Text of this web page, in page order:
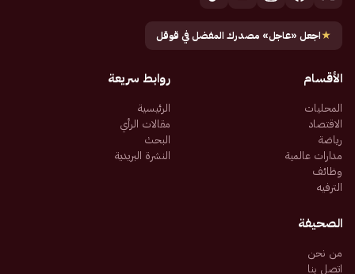
★اجعل «عاجل» مصدرك المفضل في قوقل
الأقسام
المحليات
الاقتصاد
رياضة
مدارات عالمية
وظائف
الترفيه
روابط سريعة
الرئيسية
مقالات الرأي
البحث
النشرة البريدية
الصحيفة
من نحن
اتصل بنا